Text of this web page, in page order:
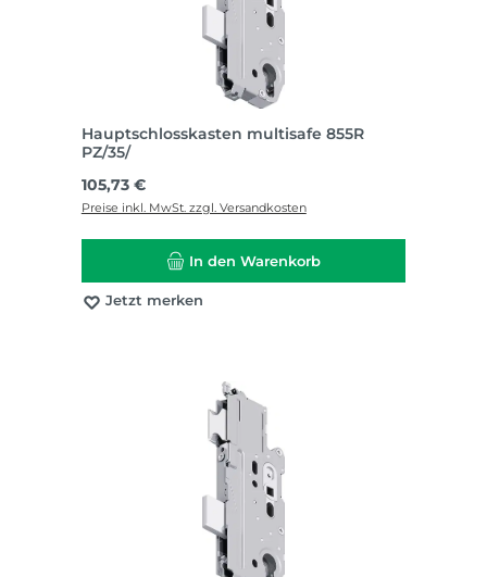
Hauptschlosskasten multisafe 855R
PZ/35/
Regulärer Preis:
105,73 €
Preise inkl. MwSt. zzgl. Versandkosten
In den Warenkorb
Jetzt merken